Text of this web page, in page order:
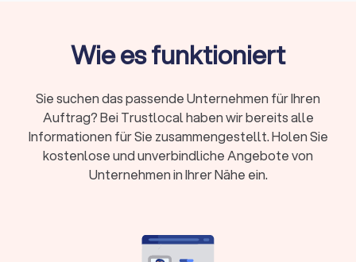
kostenlos
nachgewiesene Expertise durch Fortbildungen
Kosten:RVG-Gebühren, Stundensätze (180-350
Euro) oder Pauschalpreise je nach Fall
Rechtsschutz:Prüfen Sie Versicherungsschutz
oder Prozesskostenhilfe bei geringem
Wie es funktioniert
Sie suchen das passende Unternehmen für Ihren
Auftrag? Bei Trustlocal haben wir bereits alle
Informationen für Sie zusammengestellt. Holen Sie
kostenlose und unverbindliche Angebote von
Unternehmen in Ihrer Nähe ein.